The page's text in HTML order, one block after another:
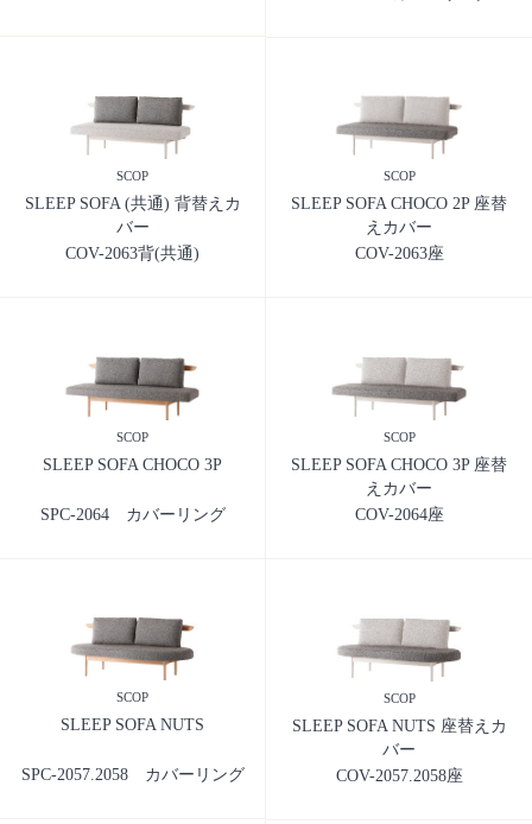
SCOP
SLEEP SOFA (共通) 背替えカ
バー
COV-2063背(共通)
SCOP
SLEEP SOFA CHOCO 2P 座替
えカバー
COV-2063座
SCOP
SLEEP SOFA CHOCO 3P
SPC-2064 カバーリング
SCOP
SLEEP SOFA CHOCO 3P 座替
えカバー
COV-2064座
SCOP
SLEEP SOFA NUTS
SPC-2057.2058 カバーリング
SCOP
SLEEP SOFA NUTS 座替えカ
バー
COV-2057.2058座